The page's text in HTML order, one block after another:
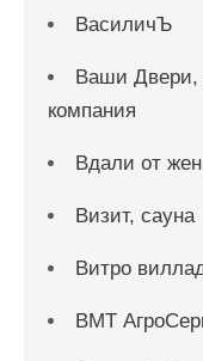
ВасиличЪ
Ваши Двери,
компания
Вдали от
Визит, сауна
Витро
ВМТ